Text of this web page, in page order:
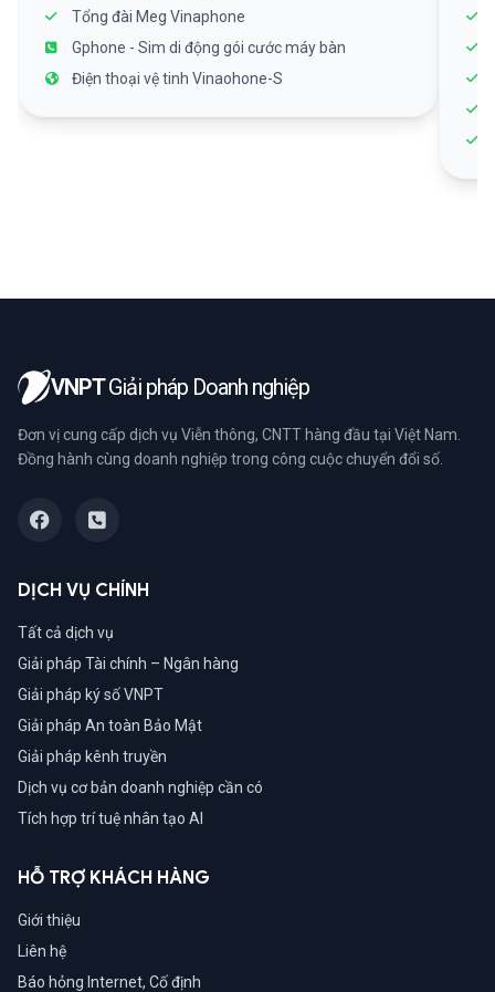
Tổng đài Meg Vinaphone
Gphone - Sim di động gói cước máy bàn
Điện thoại vệ tinh Vinaohone-S
VNPTGiải pháp Doanh nghiệp
Đơn vị cung cấp dịch vụ Viễn thông, CNTT hàng đầu tại Việt Nam.
Đồng hành cùng doanh nghiệp trong công cuộc chuyển đổi số.
DỊCH VỤ CHÍNH
Tất cả dịch vụ
Giải pháp Tài chính – Ngân hàng
Giải pháp ký số VNPT
Giải pháp An toàn Bảo Mật
Giải pháp kênh truyền
Dịch vụ cơ bản doanh nghiệp cần có
Tích hợp trí tuệ nhân tạo AI
HỖ TRỢ KHÁCH HÀNG
Giới thiệu
Liên hệ
Báo hỏng Internet, Cố định